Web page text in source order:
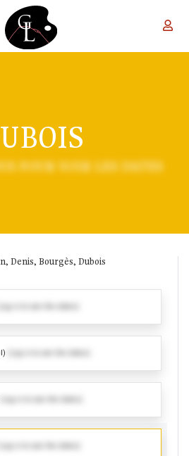
POUR VOIR LES DATES
Denis, Bourgès, Dubois